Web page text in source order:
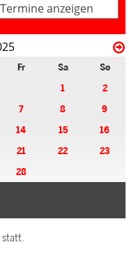
anzeigen
Fr Sa
So
1
2
7 8
9
14 15
16
21 22
23
28
statt.